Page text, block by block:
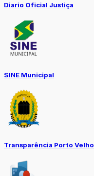
Diario Oficial Justiça
SINE Municipal
Transparência Porto Velho